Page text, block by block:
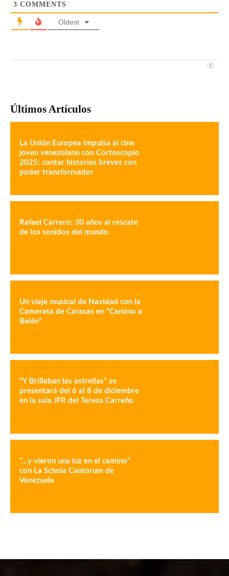
3 COMMENTS
Oldest
Últimos Artículos
La Unión Europea impulsa al cine
joven venezolano con Cortoscopio
2025: contar historias breves con
poder transformador
Rafael Carrero: 30 años al rescate
de los sonidos del mundo
Un viaje musical de Navidad con la
Camerata de Caracas en “Camino a
Belén”
“Y Brillaban las estrellas” se
presentará del 6 al 8 de diciembre
en la sala JFR del Teresa Carreño
“…y vieron una luz en el camino”
con La Schola Cantorum de
Venezuela